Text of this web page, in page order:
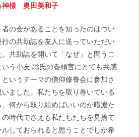
神様 奥田美和子
の会があることを知ったのはつい
の共助誌を友人に送っていただい
共助誌を開いて「なぜ」と問うこ
う小友 聡氏の巻頭言にとても共感
いうテーマの信仰修養会に参加さ
ました。私たちを取り巻いている
何から取り組めばいいのか暗澹た
時代でさえも私たちたちを見捨て
しておられると思うことでしか希